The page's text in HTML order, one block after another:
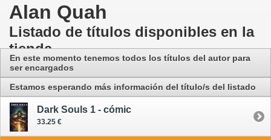
Alan Quah
Listado de títulos disponibles en la
tienda
En este momento tenemos todos los títulos del autor para
ser encargados
Estamos esperando más información del título/s del listado
Dark Souls 1 - cómic
33.25 €